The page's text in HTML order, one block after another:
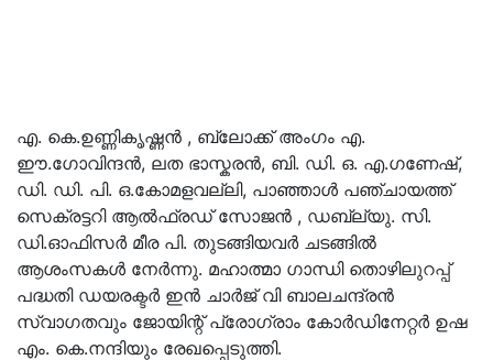
എ. കെ.ഉണ്ണികൃഷ്ണൻ , ബ്ലോക്ക് അംഗം എ.
ഈ.ഗോവിന്ദൻ, ലത ഭാസ്കരൻ, ബി. ഡി. ഒ. എ.ഗണേഷ്,
ഡി. ഡി. പി. ഒ.കോമളവല്ലി, പാഞ്ഞാൾ പഞ്ചായത്ത്
സെക്രട്ടറി ആൽഫ്രഡ് സോജൻ , ഡബ്ല്യു. സി.
ഡി.ഓഫിസർ മീര പി. തുടങ്ങിയവർ ചടങ്ങിൽ
ആശംസകൾ നേർന്നു. മഹാത്മാ ഗാന്ധി തൊഴിലുറപ്പ്
പദ്ധതി ഡയരക്ടർ ഇൻ ചാർജ് വി ബാലചന്ദ്രൻ
സ്വാഗതവും ജോയിന്റ് പ്രോഗ്രാം കോർഡിനേറ്റർ ഉഷ
എം. കെ.നന്ദിയും രേഖപ്പെടുത്തി.